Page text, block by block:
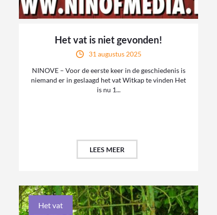
Het vat is niet gevonden!
31 augustus 2025
NINOVE – Voor de eerste keer in de geschiedenis is
niemand er in geslaagd het vat Witkap te vinden Het
is nu 1...
LEES MEER
Het vat